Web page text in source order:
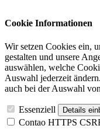
Cookie Informationen
Wir setzen Cookies ein,
gestalten und unsere
auswählen, welche
Auswahl jederzeit
auch bei der Auswahl
Essenziell Details
Contao HTTPS